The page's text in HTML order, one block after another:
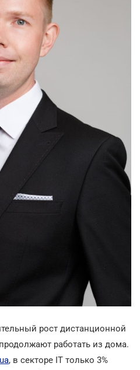
рост дистанционной
работать из дома.
, в секторе IТ только 3%